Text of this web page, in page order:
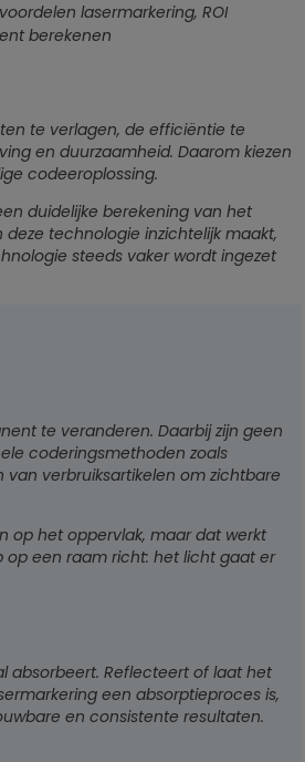
lasermarkering, ROI
berekenen
te verlagen, de efficiëntie te
en duurzaamheid. Daarom kiezen
codeeroplossing.
duidelijke berekening van het
technologie inzichtelijk maakt,
steeds vaker wordt ingezet
te veranderen. Daarbij zijn geen
coderingsmethoden zoals
verbruiksartikelen om zichtbare
op het oppervlak, maar dat werkt
op een raam richt: het licht gaat er
absorbeert. Reflecteert of laat het
een absorptieproces is,
en consistente resultaten.